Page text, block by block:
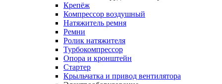
Крепёж
Компрессор воздушный
Натяжитель ремня
Ремни
Ролик натяжителя
Турбокомпрессор
Опора и кронштейн
Стартер
Крыльчатка и привод вентилятора